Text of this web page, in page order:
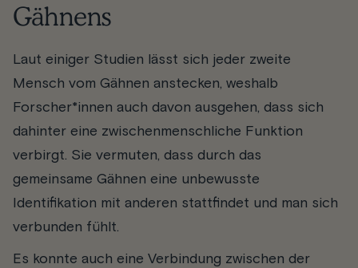
Gähnens
Laut einiger Studien lässt sich jeder zweite
Mensch vom Gähnen anstecken, weshalb
Forscher*innen auch davon ausgehen, dass sich
dahinter eine zwischenmenschliche Funktion
verbirgt. Sie vermuten, dass durch das
gemeinsame Gähnen eine unbewusste
Identifikation mit anderen stattfindet und man sich
verbunden fühlt.
Es konnte auch eine Verbindung zwischen der